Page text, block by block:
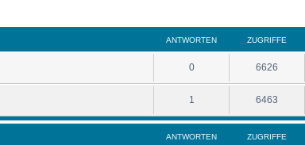
ANTWORTEN ZUGRIFFE
0 6626
1 6463
ANTWORTEN ZUGRIFFE